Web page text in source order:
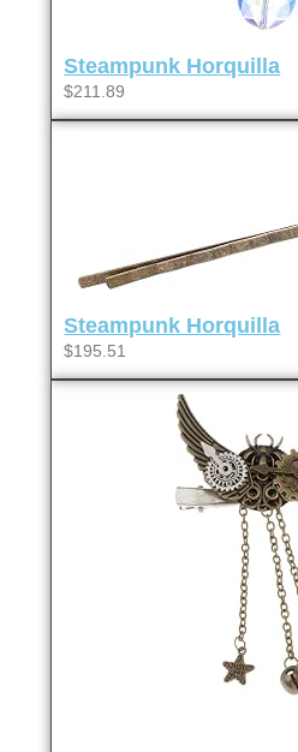
Steampunk Horquilla
$211.89
Steampunk Horquilla
$195.51